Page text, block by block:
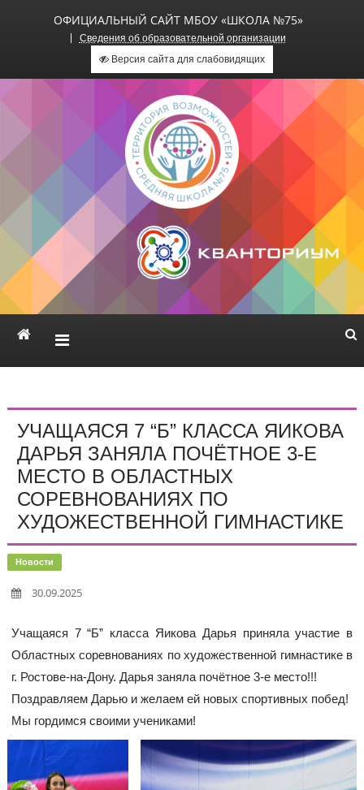
ОФИЦИАЛЬНЫЙ САЙТ МБОУ «ШКОЛА №75»
Сведения об образовательной организации
Версия сайта для слабовидящих
Официальный сайт МБОУ
«Школа №75»
УЧАЩАЯСЯ 7 “Б” КЛАССА ЯИКОВА
ДАРЬЯ ЗАНЯЛА ПОЧЁТНОЕ 3-Е
МЕСТО В ОБЛАСТНЫХ
СОРЕВНОВАНИЯХ ПО
ХУДОЖЕСТВЕННОЙ ГИМНАСТИКЕ
Новости
30.09.2025
Учащаяся 7 “Б” класса Яикова Дарья приняла участие в
Областных соревнованиях по художественной гимнастике в
г. Ростове-на-Дону. Дарья заняла почётное 3-е место!!!
Поздравляем Дарью и желаем ей новых спортивных побед!
Мы гордимся своими учениками!